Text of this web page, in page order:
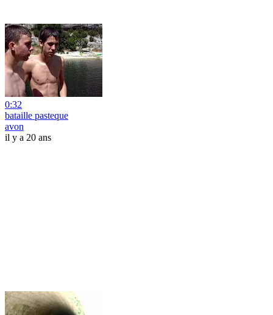
0:32
bataille pasteque
avon
il y a 20 ans